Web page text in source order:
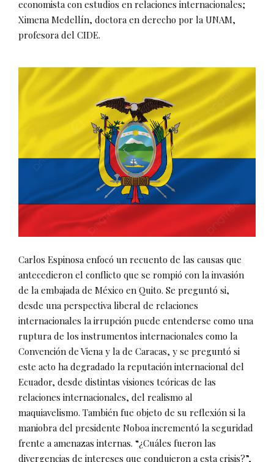
economista con estudios en relaciones internacionales;
Ximena Medellín, doctora en derecho por la UNAM,
profesora del CIDE.
Carlos Espinosa enfocó un recuento de las causas que
antecedieron el conflicto que se rompió con la invasión
de la embajada de México en Quito. Se preguntó si,
desde una perspectiva liberal de relaciones
internacionales la irrupción puede entenderse como una
ruptura de los instrumentos internacionales como la
Convención de Viena y la de Caracas, y se preguntó si
este acto ha degradado la reputación internacional del
Ecuador, desde distintas visiones teóricas de las
relaciones internacionales, del realismo al
maquiavelismo. También fue objeto de su reflexión si la
maniobra del presidente Noboa incrementó la seguridad
frente a amenazas internas. “¿Cuáles fueron las
divergencias de intereses que condujeron a esta crisis?”,